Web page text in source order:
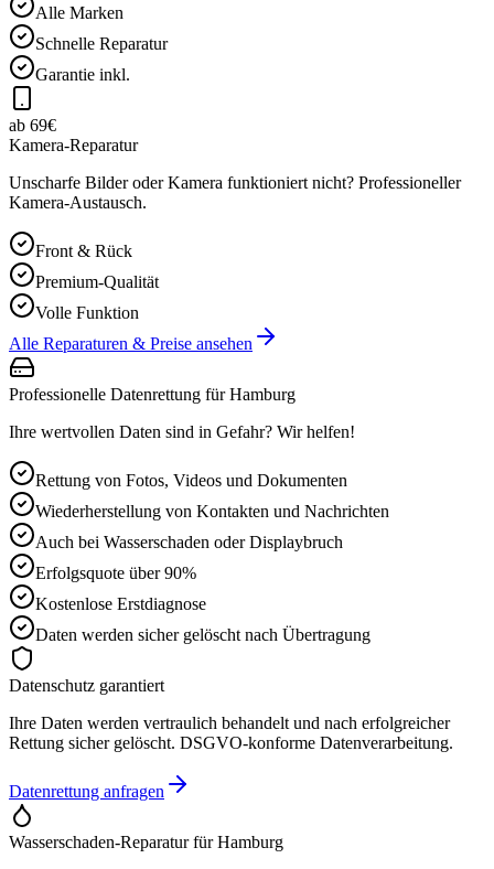
Alle Marken
Schnelle Reparatur
Garantie inkl.
ab 69€
Kamera-Reparatur
Unscharfe Bilder oder Kamera funktioniert nicht? Professioneller
Kamera-Austausch.
Front & Rück
Premium-Qualität
Volle Funktion
Alle Reparaturen & Preise ansehen
Professionelle Datenrettung fürHamburg
Ihre wertvollen Daten sind in Gefahr? Wir helfen!
Rettung von Fotos, Videos und Dokumenten
Wiederherstellung von Kontakten und Nachrichten
Auch bei Wasserschaden oder Displaybruch
Erfolgsquote über 90%
Kostenlose Erstdiagnose
Daten werden sicher gelöscht nach Übertragung
Datenschutz garantiert
Ihre Daten werden vertraulich behandelt und nach erfolgreicher
Rettung sicher gelöscht. DSGVO-konforme Datenverarbeitung.
Datenrettung anfragen
Wasserschaden-Reparatur fürHamburg